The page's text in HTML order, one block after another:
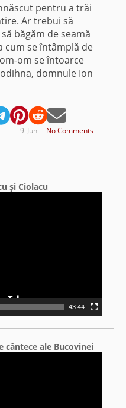
pentru a trăi
Ar trebui să
băgăm de seamă
cum se întâmplă de
om se întoarce
domnule Ion
No Comments
Jun
9
şi Ciolacu
43:44
cântece ale Bucovinei